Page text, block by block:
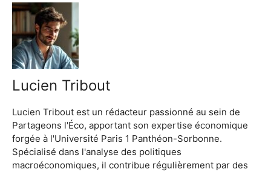
Lucien Tribout
Lucien Tribout est un rédacteur passionné au sein de
Partageons l'Éco, apportant son expertise économique
forgée à l'Université Paris 1 Panthéon-Sorbonne.
Spécialisé dans l'analyse des politiques
macroéconomiques, il contribue régulièrement par des